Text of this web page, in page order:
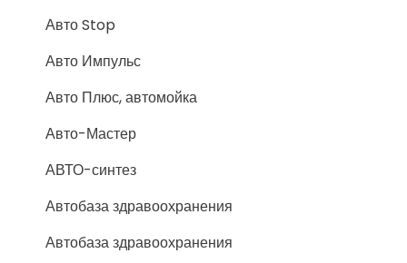
Авто Stop
Авто Импульс
Авто Плюс, автомойка
Авто-Мастер
АВТО-синтез
Автобаза здравоохранения
Автобаза здравоохранения